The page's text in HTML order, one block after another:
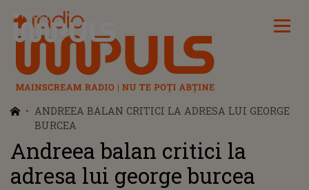
Radio Impuls
ANDREEA BALAN CRITICI LA ADRESA LUI GEORGE
BURCEA
Andreea balan critici la
adresa lui george burcea